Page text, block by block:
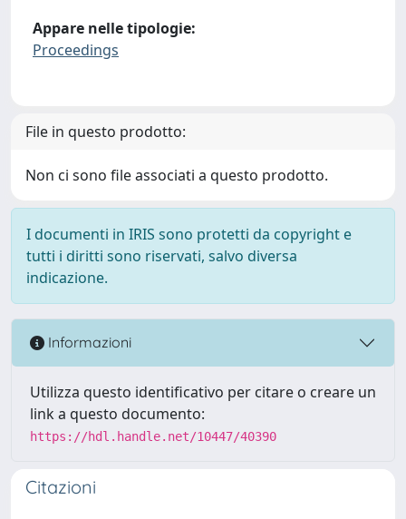
Appare nelle tipologie:
Proceedings
File in questo prodotto:
Non ci sono file associati a questo prodotto.
I documenti in IRIS sono protetti da copyright e
tutti i diritti sono riservati, salvo diversa
indicazione.
Informazioni
Utilizza questo identificativo per citare o creare un
link a questo documento:
https://hdl.handle.net/10447/40390
Citazioni